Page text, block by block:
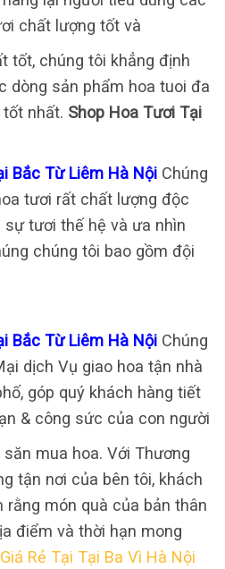
chất lượng tốt và
tốt, chúng tôi khẳng định
dòng sản phẩm hoa tuoi đa
nhất. Shop Hoa Tươi Tại
Bắc Từ Liêm Hà Nội Chúng
tươi rất chất lượng độc
sự tươi thế hệ và ưa nhìn
chúng tôi bao gồm đội
Bắc Từ Liêm Hà Nội Chúng
dịch Vụ giao hoa tận nhà
góp quý khách hàng tiết
& công sức của con người
mua hoa. Với Thương
tận nơi của bên tôi, khách
rằng món quà của bản thân
điểm và thời hạn mong
Rẻ Tại Tại Ba Vì Hà Nội